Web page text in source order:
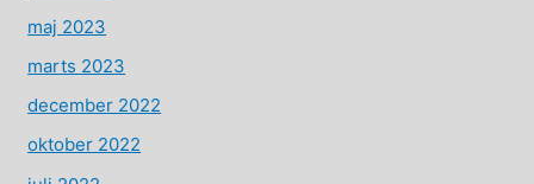
maj 2023
marts 2023
december 2022
oktober 2022